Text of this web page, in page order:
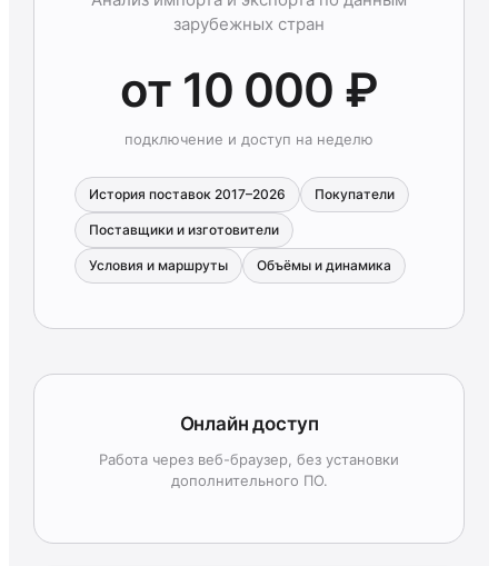
зарубежных стран
от 10 000 ₽
подключение и доступ на неделю
История поставок 2017–2026 Покупатели
Поставщики и изготовители
Условия и маршруты Объёмы и динамика
Онлайн доступ
Работа через веб-браузер, без установки
дополнительного ПО.